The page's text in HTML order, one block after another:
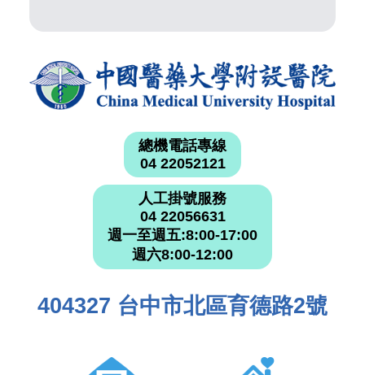
總機電話專線
04 22052121
人工掛號服務
04 22056631
週一至週五:8:00-17:00
週六8:00-12:00
404327 台中市北區育德路2號